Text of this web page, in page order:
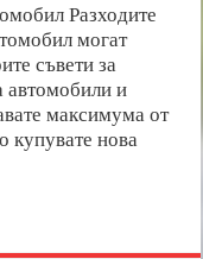
Разходите
могат
съвети за
автомобили и
максимума от
купувате нова